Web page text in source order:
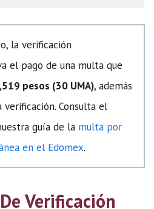
la verificación
el pago de una multa que
pesos (30 UMA), además
Consulta el
guía de la multa por
en el Edomex.
Verificación